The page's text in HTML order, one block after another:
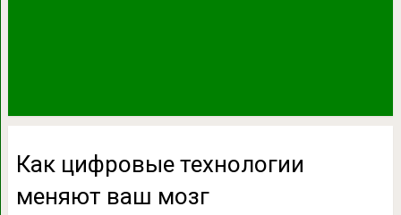
Как цифровые технологии
меняют ваш мозг